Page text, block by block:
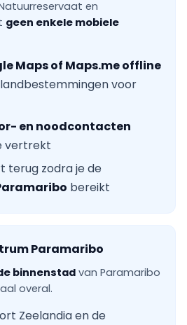
en
geen enkele mobiele
Maps of Maps.me offline
voor
en noodcontacten
vertrekt
terug zodra je de
bereikt
Paramaribo
binnenstad van Paramaribo
overal.
Zeelandia en de